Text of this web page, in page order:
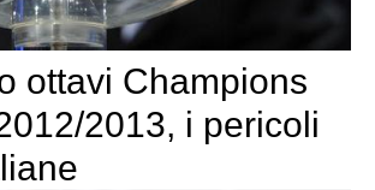
ottavi Champions
2013, i pericoli